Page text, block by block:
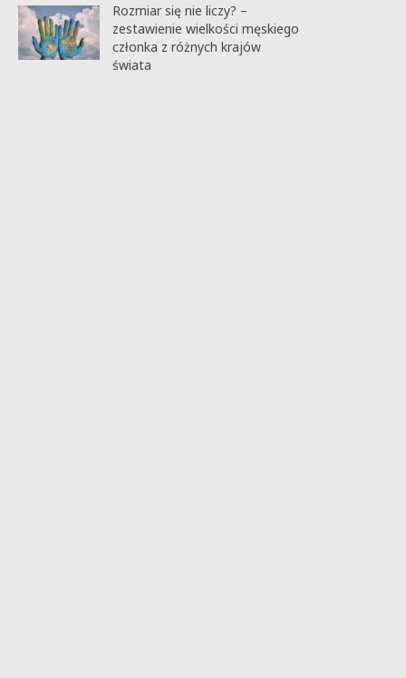
Rozmiar się nie liczy? –
zestawienie wielkości męskiego
członka z różnych krajów
świata